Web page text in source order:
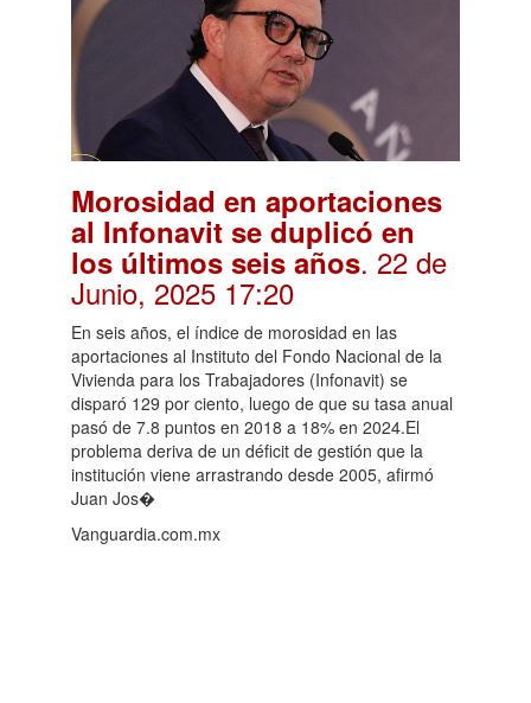
Morosidad en aportaciones
al Infonavit se duplicó en
los últimos seis años. 22 de
Junio, 2025 17:20
En seis años, el índice de morosidad en las
aportaciones al Instituto del Fondo Nacional de la
Vivienda para los Trabajadores (Infonavit) se
disparó 129 por ciento, luego de que su tasa anual
pasó de 7.8 puntos en 2018 a 18% en 2024.El
problema deriva de un déficit de gestión que la
institución viene arrastrando desde 2005, afirmó
Juan Jos�
Vanguardia.com.mx